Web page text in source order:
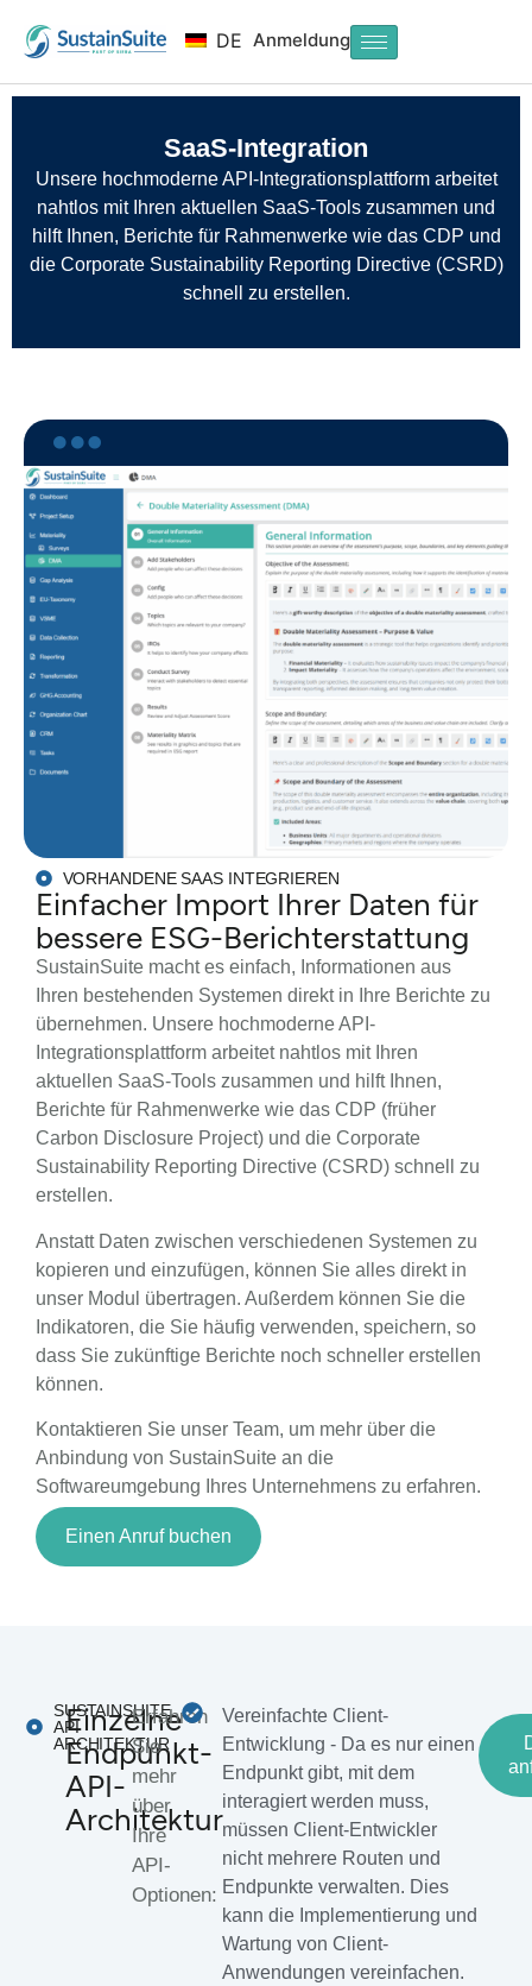
Anmeldung
DE
SaaS-Integration
Unsere hochmoderne API-Integrationsplattform arbeitet
nahtlos mit Ihren aktuellen SaaS-Tools zusammen und
hilft Ihnen, Berichte für Rahmenwerke wie das CDP und
die Corporate Sustainability Reporting Directive (CSRD)
schnell zu erstellen.
VORHANDENE SAAS INTEGRIEREN
Einfacher Import Ihrer Daten für
bessere ESG-Berichterstattung
SustainSuite macht es einfach, Informationen aus
Ihren bestehenden Systemen direkt in Ihre Berichte zu
übernehmen. Unsere hochmoderne API-
Integrationsplattform arbeitet nahtlos mit Ihren
aktuellen SaaS-Tools zusammen und hilft Ihnen,
Berichte für Rahmenwerke wie das CDP (früher
Carbon Disclosure Project) und die Corporate
Sustainability Reporting Directive (CSRD) schnell zu
erstellen.
Anstatt Daten zwischen verschiedenen Systemen zu
kopieren und einzufügen, können Sie alles direkt in
unser Modul übertragen. Außerdem können Sie die
Indikatoren, die Sie häufig verwenden, speichern, so
dass Sie zukünftige Berichte noch schneller erstellen
können.
Kontaktieren Sie unser Team, um mehr über die
Anbindung von SustainSuite an die
Softwareumgebung Ihres Unternehmens zu erfahren.
Einen Anruf buchen
SUSTAINSUITE
API
ARCHITEKTUR
Einzelne
Endpunkt-
API-
Architektur
Erfahren
Sie
mehr
über
Ihre
API-
Optionen:
Vereinfachte Client-
Entwicklung - Da es nur einen
Endpunkt gibt, mit dem
interagiert werden muss,
müssen Client-Entwickler
nicht mehrere Routen und
Endpunkte verwalten. Dies
kann die Implementierung und
Wartung von Client-
Anwendungen vereinfachen.